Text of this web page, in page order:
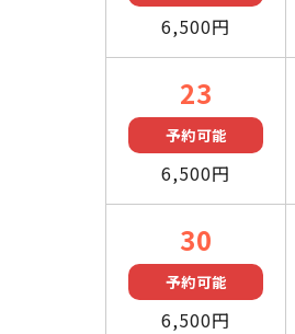
6,500円
23
予約可能
6,500円
30
予約可能
6,500円